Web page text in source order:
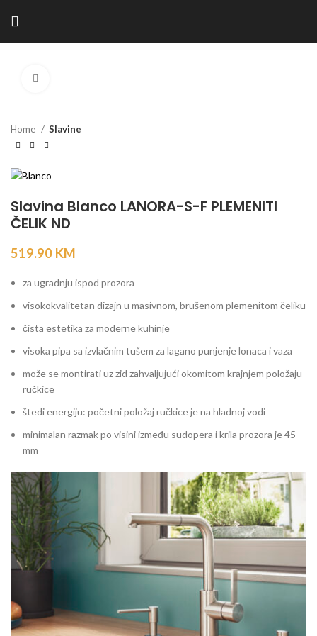
Home Slavine
Slavina Blanco LANORA-S-F PLEMENITI
ČELIK ND
519.90 KM
za ugradnju ispod prozora
visokokvalitetan dizajn u masivnom, brušenom plemenitom čeliku
čista estetika za moderne kuhinje
visoka pipa sa izvlačnim tušem za lagano punjenje lonaca i vaza
može se montirati uz zid zahvaljujući okomitom krajnjem položaju
ručkice
štedi energiju: početni položaj ručkice je na hladnoj vodi
minimalan razmak po visini između sudopera i krila prozora je 45
mm